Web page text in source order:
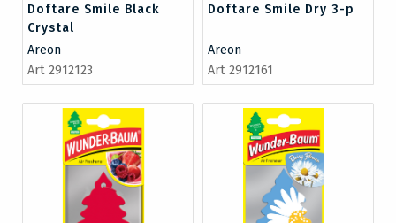
Doftare Smile Black
Crystal
Areon
Art 2912123
Doftare Smile Dry 3-p
Areon
Art 2912161